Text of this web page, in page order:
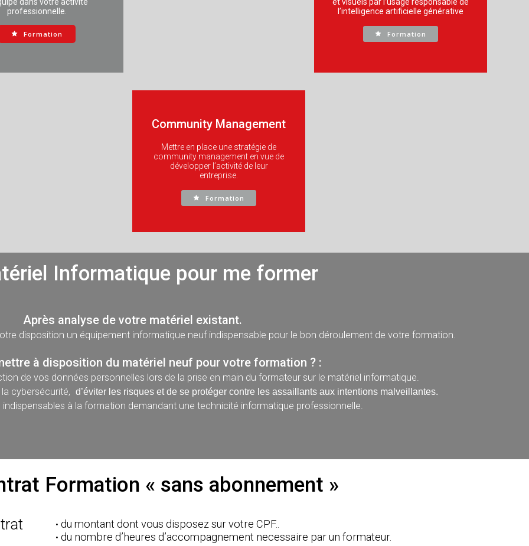
professionnelle.
Formation
l’intelligence artificielle générative
Formation
Community Management
Mettre en place une stratégie de
community management en vue de
développer l’activité de leur
entreprise.
Formation
Informatique pour me former
Après analyse de votre matériel existant.
disposition un équipement informatique neuf indispensable pour le bon déroulement de votre formation.
à disposition du matériel neuf pour votre formation ? :
de vos données personnelles lors de la prise en main du formateur sur le matériel informatique.
cybersécurité, d’éviter les risques et de se protéger contre les assaillants aux intentions malveillantes.
indispensables à la formation demandant une technicité informatique professionnelle.
Formation « sans abonnement »
du montant dont vous disposez sur votre CPF..
du nombre d’heures d’accompagnement necessaire par un formateur.